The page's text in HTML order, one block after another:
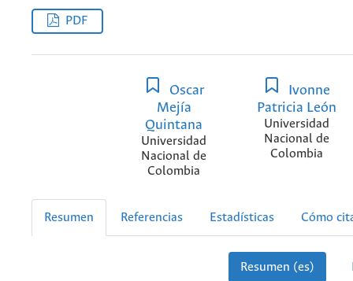
PDF
Oscar
Mejía
Quintana
Universidad
Nacional de
Colombia
Ivonne
Patricia León
Universidad
Nacional de
Colombia
Resumen Referencias Estadísticas Cómo
Resumen (es)